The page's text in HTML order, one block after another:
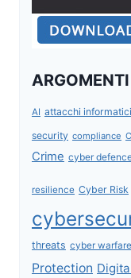
ARGOMENTI
AI attacchi informatici
security compliance
Crime cyber
resilience Cyber Risk
threats cyber warfare
Protection